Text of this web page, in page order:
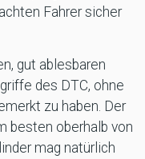
Fahrer sicher
gut ablesbaren
des DTC, ohne
zu haben. Der
besten oberhalb von
mag natürlich